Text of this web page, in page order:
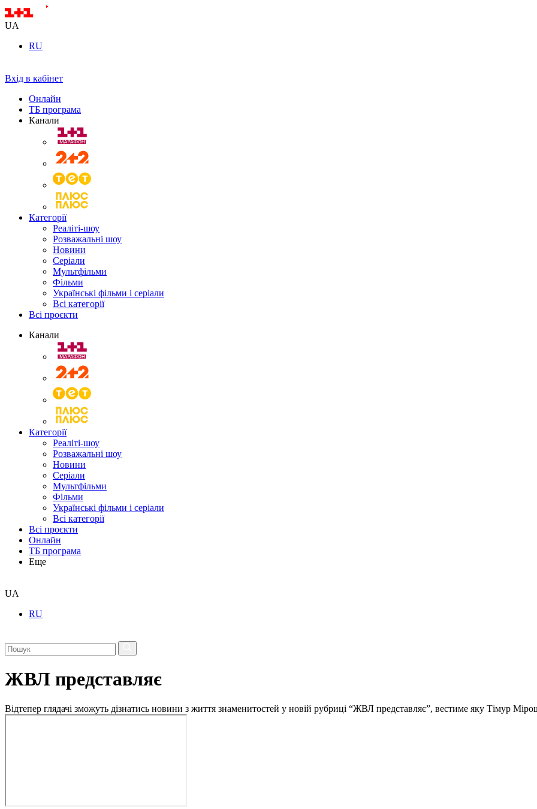
UA
RU
Вхід в кабінет
Онлайн
ТБ програма
Канали
Категорії
Реаліті-шоу
Розважальні шоу
Новини
Серіали
Мультфільми
Фільми
Українські фільми і серіали
Всі категорії
Всі проєкти
Канали
Категорії
Реаліті-шоу
Розважальні шоу
Новини
Серіали
Мультфільми
Фільми
Українські фільми і серіали
Всі категорії
Всі проєкти
Онлайн
ТБ програма
Еще
UA
RU
ЖВЛ представляє
Відтепер глядачі зможуть дізнатись новини з життя знаменитостей у новій рубриці “ЖВЛ представляє”, вестиме яку Тімур